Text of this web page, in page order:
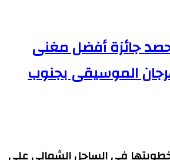
جائزة أفضل مغنى
الموسيقى بجنوب
فى الساحل الشمالى على